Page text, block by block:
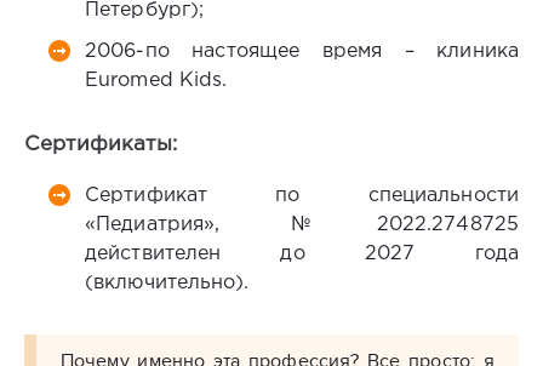
Петербург);
2006-по настоящее время – клиника
Euromed Kids.
Сертификаты:
Сертификат по специальности
«Педиатрия», №2022.2748725
действителен до 2027 года
(включительно).
Почему именно эта профессия? Все просто: я